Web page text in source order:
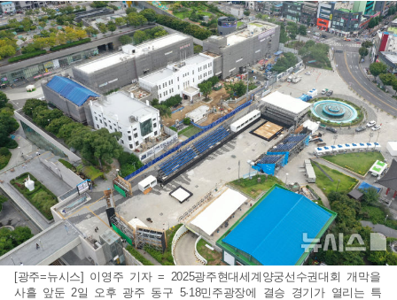
[광주=뉴시스] 이영주 기자 = 2025광주현대세계양궁선수권대회 개막을
사흘 앞둔 2일 오후 광주 동구 5·18민주광장에 결승 경기가 열리는 특